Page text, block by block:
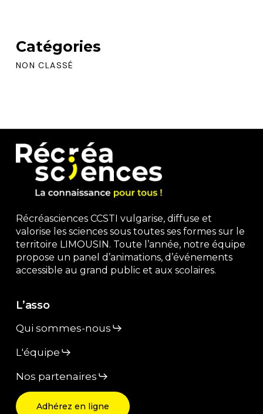
Catégories
NON CLASSÉ
Récréasciences CCSTI vulgarise, diffuse et
valorise les sciences sous toutes ses formes sur le
territoire LIMOUSIN. Toute l’année, notre équipe
propose un panel d’animations, d’événements
accessible au grand public et aux scolaires.
L’asso
Qui sommes-nous
L'équipe
Nos partenaires
Adhérez en ligne